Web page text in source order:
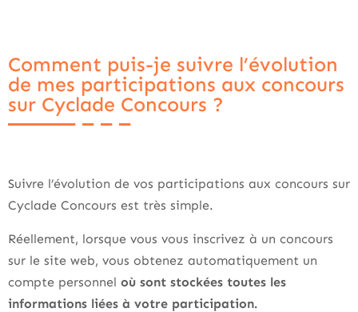
Comment puis-je suivre l’évolution
de mes participations aux concours
sur Cyclade Concours ?
Suivre l’évolution de vos participations aux concours sur
Cyclade Concours est très simple.
Réellement, lorsque vous vous inscrivez à un concours
sur le site web, vous obtenez automatiquement un
compte personnel où sont stockées toutes les
informations liées à votre participation.